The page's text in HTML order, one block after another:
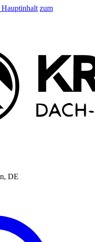
Hauptinhalt zum
DE